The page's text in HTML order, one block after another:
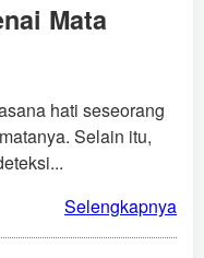
Mata
hati seseorang
Selain itu,
Selengkapnya